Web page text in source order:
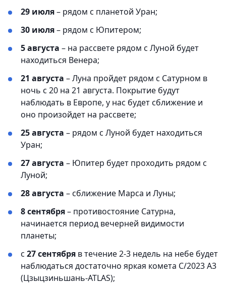
29 июля– рядом с планетой Уран;
30 июля– рядом с Юпитером;
5 августа – на рассвете рядом с Луной будет
находиться Венера;
21 августа – Луна пройдет рядом с Сатурном в
ночь с 20 на 21 августа. Покрытие будут
наблюдать в Европе, у нас будет сближение и
оно произойдет на рассвете;
25 августа – рядом с Луной будет находиться
Уран;
27 августа – Юпитер будет проходить рядом с
Луной;
28 августа – сближение Марса и Луны;
8 сентября– противостояние Сатурна,
начинается период вечерней видимости
планеты;
с 27 сентября в течение 2-3 недель на небе будет
наблюдаться достаточно яркая комета С/2023 А3
(Цзыцзиньшань-ATLAS);